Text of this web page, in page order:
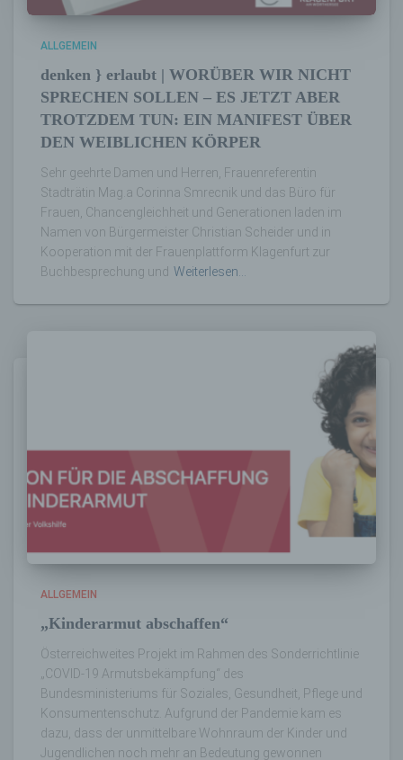
ALLGEMEIN
denken } erlaubt | WORÜBER WIR NICHT
SPRECHEN SOLLEN – ES JETZT ABER
TROTZDEM TUN: EIN MANIFEST ÜBER
DEN WEIBLICHEN KÖRPER
Sehr geehrte Damen und Herren, Frauenreferentin
Stadträtin Mag.a Corinna Smrecnik und das Büro für
Frauen, Chancengleichheit und Generationen laden im
Namen von Bürgermeister Christian Scheider und in
Kooperation mit der Frauenplattform Klagenfurt zur
Buchbesprechung und Weiterlesen…
ALLGEMEIN
„Kinderarmut abschaffen“
Österreichweites Projekt im Rahmen des Sonderrichtlinie
„COVID-19 Armutsbekämpfung“ des
Bundesministeriums für Soziales, Gesundheit, Pflege und
Konsumentenschutz. Aufgrund der Pandemie kam es
dazu, dass der unmittelbare Wohnraum der Kinder und
Jugendlichen noch mehr an Bedeutung gewonnen
Profiling ist jede Art der automatisierten
darin besteht, dass diese
personenbezogenen Daten verwendet
werden, um bestimmte persönliche Aspekte,
die sich auf eine natürliche Person beziehen,
zu bewerten, insbesondere, um Aspekte
bezüglich Arbeitsleistung, wirtschaftlicher
Interessen, Zuverlässigkeit, Verhalten,
Aufenthaltsort oder Ortswechsel dieser
natürlichen Person zu analysieren oder
vorherzusagen.
auf welche die personenbezogenen Daten
Informationen nicht mehr einer spezifischen
betroffenen Person zugeordnet werden
Informationen gesondert aufbewahrt werden
und technischen und organisatorischen
Maßnahmen unterliegen, die gewährleisten,
dass die personenbezogenen Daten nicht
einer identifizierten oder identifizierbaren
Verantwortlicher
Verantwortlicher oder für die Verarbeitung
Verantwortlicher ist die natürliche oder
juristische Person, Behörde, Einrichtung
oder andere Stelle, die allein oder
gemeinsam mit anderen über die Zwecke
und Mittel der Verarbeitung von